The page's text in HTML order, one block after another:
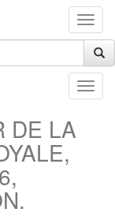
DE LA